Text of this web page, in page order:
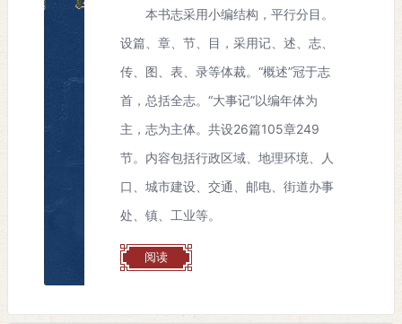
本书志采用小编结构，平行分目。
设篇、章、节、目，采用记、述、志、
传、图、表、录等体裁。“概述”冠于志
首，总括全志。“大事记”以编年体为
主，志为主体。共设26篇105章249
节。内容包括行政区域、地理环境、人
口、城市建设、交通、邮电、街道办事
处、镇、工业等。
阅读